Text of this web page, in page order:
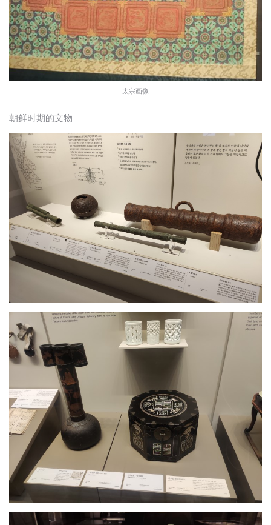
太宗画像
朝鲜时期的文物